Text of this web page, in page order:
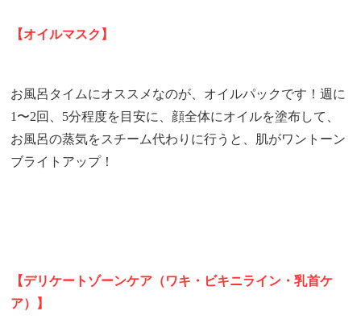
【オイルマスク】
お風呂タイムにオススメなのが、オイルパックです！週に
1〜2回、5分程度を目安に、顔全体にオイルを塗布して、
お風呂の蒸気をスチーム代わりに行うと、肌がワントーン
ブライトアップ！
【デリケートゾーンケア（ワキ・ビキニライン・乳首ケ
ア）】